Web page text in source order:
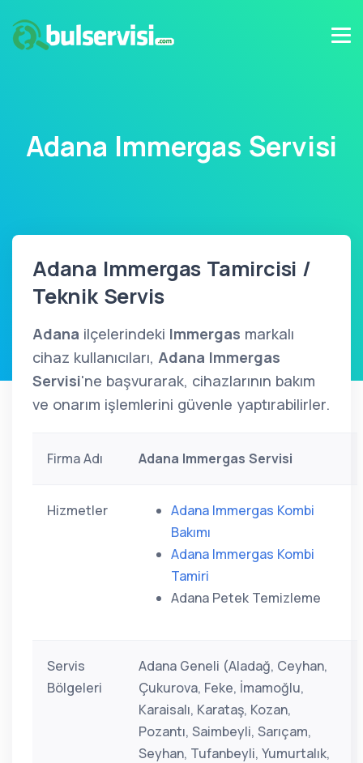
Adana Immergas Servisi
Adana Immergas Tamircisi /
Teknik Servis
Adana ilçelerindeki Immergas markalı
cihaz kullanıcıları, Adana Immergas
Servisi'ne başvurarak, cihazlarının bakım
ve onarım işlemlerini güvenle yaptırabilirler.
Firma Adı Adana Immergas Servisi
Hizmetler
Adana Immergas Kombi
Bakımı
Adana Immergas Kombi
Tamiri
Adana Petek Temizleme
Servis
Bölgeleri
Adana Geneli (Aladağ, Ceyhan,
Çukurova, Feke, İmamoğlu,
Karaisalı, Karataş, Kozan,
Pozantı, Saimbeyli, Sarıçam,
Seyhan, Tufanbeyli, Yumurtalık,